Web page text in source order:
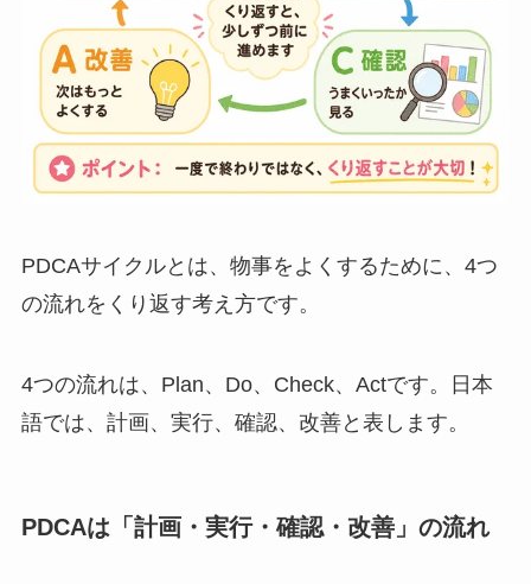
PDCAサイクルとは、物事をよくするために、4つ
の流れをくり返す考え方です。
4つの流れは、Plan、Do、Check、Actです。日本
語では、計画、実行、確認、改善と表します。
PDCAは「計画・実行・確認・改善」の流れ